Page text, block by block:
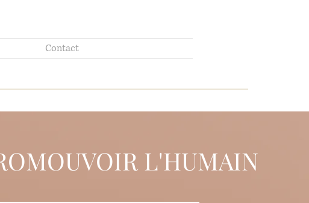
Contact
L'HUMAIN